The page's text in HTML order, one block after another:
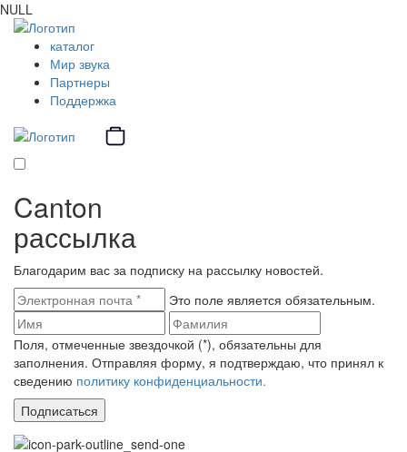
NULL
каталог
Мир звука
Партнеры
Поддержка
Canton
рассылка
Благодарим вас за подписку на рассылку новостей.
Это поле является обязательным.
Поля, отмеченные звездочкой (*), обязательны для
заполнения. Отправляя форму, я подтверждаю, что принял к
сведению политику конфиденциальности.
Подписаться